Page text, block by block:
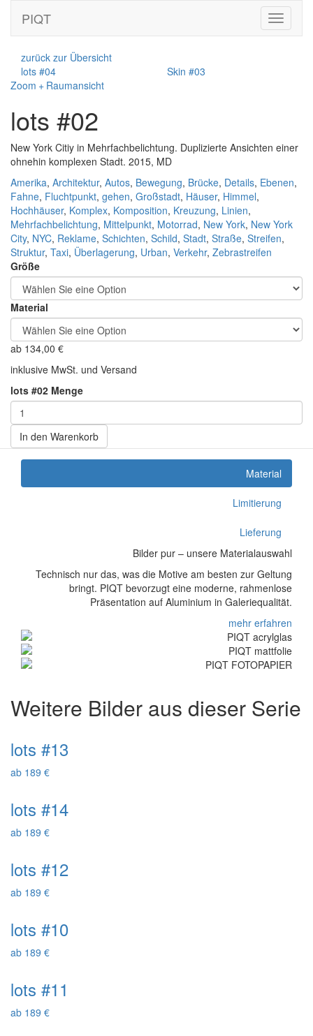
Toggle
PIQT
zurück zur Übersicht
lots #04
Skin #03
Zoom + Raumansicht
lots #02
New York Citiy in Mehrfachbelichtung. Duplizierte Ansichten einer
ohnehin komplexen Stadt. 2015, MD
Amerika, Architektur, Autos, Bewegung, Brücke, Details, Ebenen,
Fahne, Fluchtpunkt, gehen, Großstadt, Häuser, Himmel,
Hochhäuser, Komplex, Komposition, Kreuzung, Linien,
Mehrfachbelichtung, Mittelpunkt, Motorrad, New York, New York
City, NYC, Reklame, Schichten, Schild, Stadt, Straße, Streifen,
Struktur, Taxi, Überlagerung, Urban, Verkehr, Zebrastreifen
Größe
Material
ab 134,00 €
inklusive MwSt. und Versand
lots #02 Menge
In den Warenkorb
Material
Limitierung
Lieferung
Bilder pur – unsere Materialauswahl
Technisch nur das, was die Motive am besten zur Geltung
bringt. PIQT bevorzugt eine moderne, rahmenlose
Präsentation auf Aluminium in Galeriequalität.
mehr erfahren
Weitere Bilder aus dieser Serie
lots #13
ab 189 €
lots #14
ab 189 €
lots #12
ab 189 €
lots #10
ab 189 €
lots #11
ab 189 €